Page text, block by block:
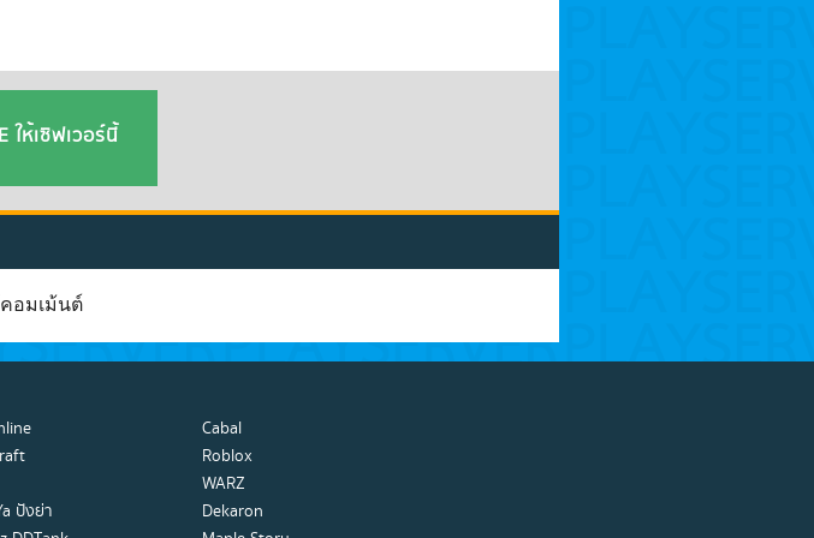
ให้เซิฟเวอร์นี้
อมเม้นต์
Cabal
Roblox
WARZ
ปังย่า
Dekaron